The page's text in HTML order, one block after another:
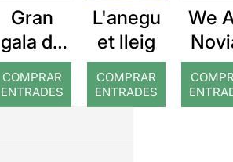
Gran
gala de
dansa
COMPRAR
ENTRADES
L'anegu
et lleig
COMPRAR
ENTRADES
We
À